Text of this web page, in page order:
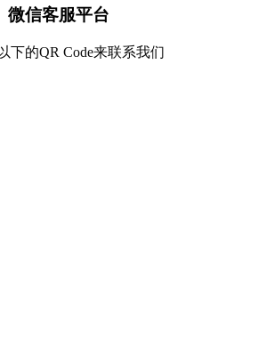
微信客服平台
下的QR Code来联系我们